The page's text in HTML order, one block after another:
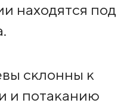
находятся под
склонны к
и потаканию